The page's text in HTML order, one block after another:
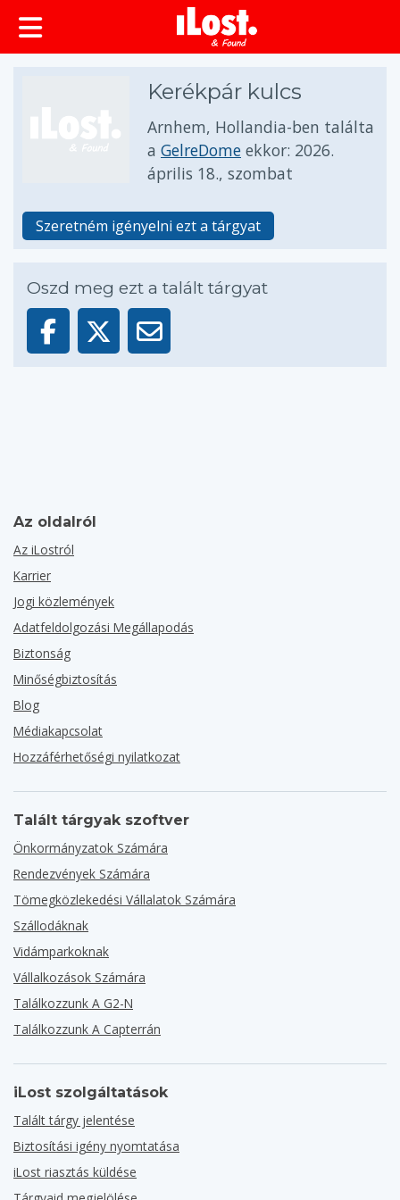
Kerékpár kulcs
Arnhem, Hollandia-ben találta
a GelreDome ekkor: 2026.
április 18., szombat
Szeretném igényelni ezt a tárgyat
Oszd meg ezt a talált tárgyat
Az oldalról
Az iLostról
Karrier
Jogi közlemények
Adatfeldolgozási Megállapodás
Biztonság
Minőségbiztosítás
Blog
Médiakapcsolat
Hozzáférhetőségi nyilatkozat
Talált tárgyak szoftver
Önkormányzatok Számára
Rendezvények Számára
Tömegközlekedési Vállalatok Számára
Szállodáknak
Vidámparkoknak
Vállalkozások Számára
Találkozzunk A G2-N
Találkozzunk A Capterrán
iLost szolgáltatások
Talált tárgy jelentése
Biztosítási igény nyomtatása
iLost riasztás küldése